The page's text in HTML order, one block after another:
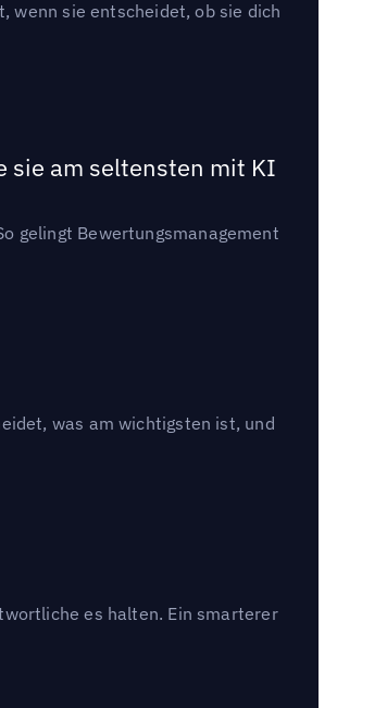
wenn sie entscheidet, ob sie dich
sie am seltensten mit KI
gelingt Bewertungsmanagement
was am wichtigsten ist, und
es halten. Ein smarterer